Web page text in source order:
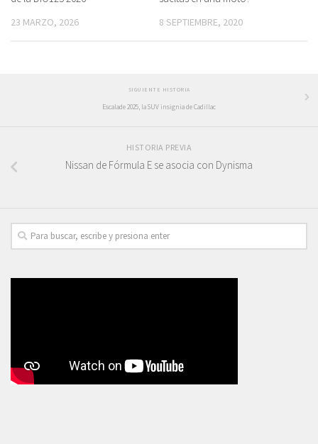
23 MARZO, 2026 8 SEPTIEMBRE, 2020
SIGUIENTE HISTORIA
Escalade 2025, la SUV insignia de Cadillac
HISTORIA PREVIA
Nissan de Fórmula E se asocia con Dynisma